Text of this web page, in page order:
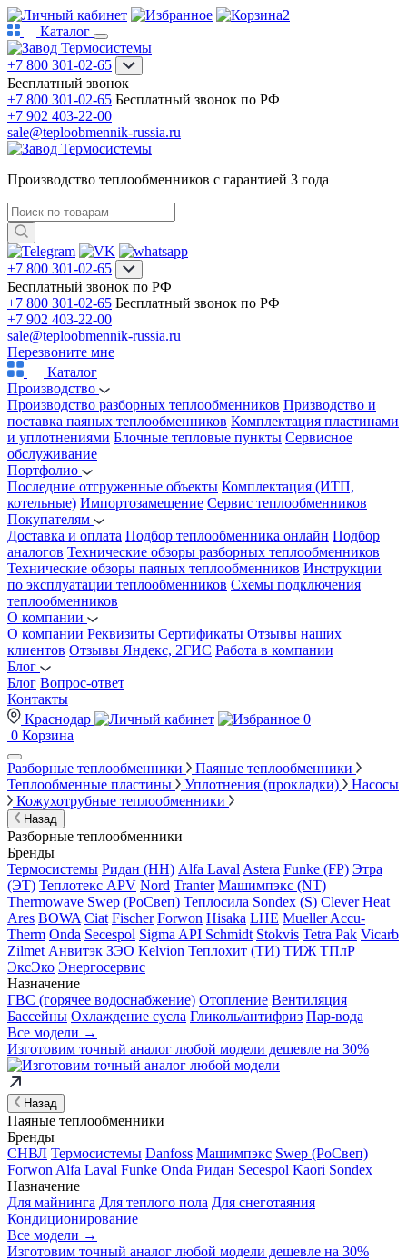
2
Каталог
+7 800 301-02-65
Бесплатный звонок
+7 800 301-02-65 Бесплатный звонок по РФ
+7 902 403-22-00
sale@teploobmennik-russia.ru
Производство теплообменников с гарантией 3 года
+7 800 301-02-65
Бесплатный звонок по РФ
+7 800 301-02-65 Бесплатный звонок по РФ
+7 902 403-22-00
sale@teploobmennik-russia.ru
Перезвоните мне
Каталог
Производство
Производство разборных теплообменников Призводство и
поставка паяных теплообменников Комплектация пластинами
и уплотнениями Блочные тепловые пункты Сервисное
обслуживание
Портфолио
Последние отгруженные объекты Комплектация (ИТП,
котельные) Импортозамещение Сервис теплообменников
Покупателям
Доставка и оплата Подбор теплообменника онлайн Подбор
аналогов Технические обзоры разборных теплообменников
Технические обзоры паяных теплообменников Инструкции
по эксплуатации теплообменников Схемы подключения
теплообменников
О компании
О компании Реквизиты Сертификаты Отзывы наших
клиентов Отзывы Яндекс, 2ГИС Работа в компании
Блог
Блог Вопрос-ответ
Контакты
Краснодар
0
0 Корзина
Разборные теплообменники
Паяные теплообменники
Теплообменные пластины
Уплотнения (прокладки)
Насосы
Кожухотрубные теплообменники
Назад
Разборные теплообменники
Бренды
Термосистемы Ридан (НН) Alfa Laval Astera Funke (FP) Этра
(ЭТ) Теплотекс APV Nord Tranter Машимпэкс (NT)
Thermowave Swep (РоСвеп) Теплосила Sondex (S) Clever Heat
Ares BOWA Ciat Fischer Forwon Hisaka LHE Mueller Accu-
Therm Onda Secespol Sigma API Schmidt Stokvis Tetra Pak Vicarb
Zilmet Анвитэк ЗЭО Kelvion Теплохит (ТИ) ТИЖ ТПлР
ЭксЭко Энергосервис
Назначение
ГВС (горячее водоснабжение) Отопление Вентиляция
Бассейны Охлаждение сусла Гликоль/антифриз Пар-вода
Все модели →
Изготовим точный аналог любой модели дешевле на 30%
Назад
Паяные теплообменники
Бренды
СНВЛ Термосистемы Danfoss Машимпэкс Swep (РоСвеп)
Forwon Alfa Laval Funke Onda Ридан Secespol Kaori Sondex
Назначение
Для майнинга Для теплого пола Для снеготаяния
Кондиционирование
Все модели →
Изготовим точный аналог любой модели дешевле на 30%